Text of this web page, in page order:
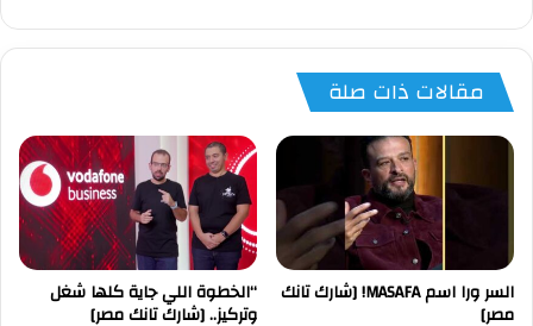
مقالات ذات صلة
السر ورا اسم MASAFA! [شارك تانك
مصر]
“الخطوة اللي جاية كلها شغل
وتركيز.. [شارك تانك مصر]